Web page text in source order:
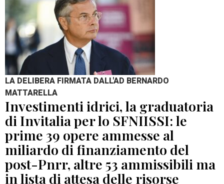
LA DELIBERA FIRMATA DALL'AD BERNARDO
MATTARELLA
Investimenti idrici, la graduatoria
di Invitalia per lo SFNIISSI: le
prime 39 opere ammesse al
miliardo di finanziamento del
post-Pnrr, altre 53 ammissibili ma
in lista di attesa delle risorse